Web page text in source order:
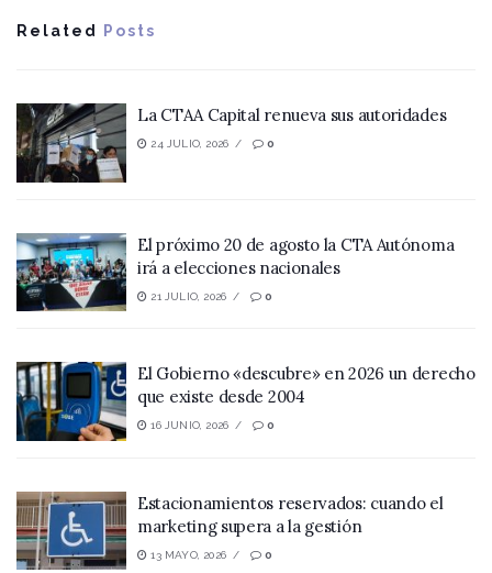
Related Posts
La CTAA Capital renueva sus autoridades
24 JULIO, 2026 0
El próximo 20 de agosto la CTA Autónoma
irá a elecciones nacionales
21 JULIO, 2026 0
El Gobierno «descubre» en 2026 un derecho
que existe desde 2004
16 JUNIO, 2026 0
Estacionamientos reservados: cuando el
marketing supera a la gestión
13 MAYO, 2026 0